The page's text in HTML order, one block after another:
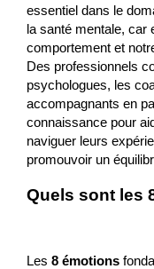
essentiel dans le
la santé mentale, car
comportement et
Des professionnels
psychologues, les
accompagnants en
connaissance pour
naviguer leurs
promouvoir un
Quels sont les
Les 8 émotions